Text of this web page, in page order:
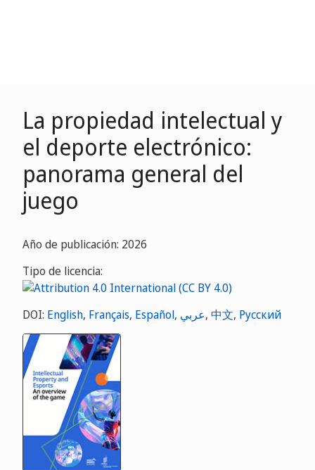
La propiedad intelectual y
el deporte electrónico:
panorama general del
juego
Año de publicación: 2026
Tipo de licencia:
DOI: English, Français, Español, عربي, 中文, Русский